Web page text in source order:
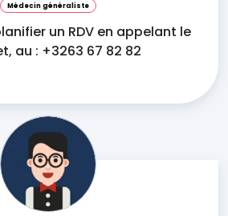
Médecin généraliste
un RDV en appelant le
au : +3263 67 82 82